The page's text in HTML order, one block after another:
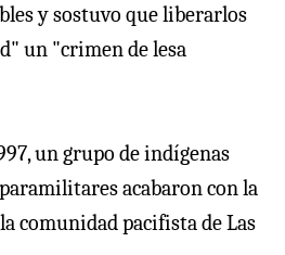
y sostuvo que liberarlos
un "crimen de lesa
un grupo de indígenas
acabaron con la
comunidad pacifista de Las